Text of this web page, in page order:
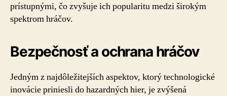
prístupnými, čo zvyšuje ich popularitu medzi širokým
spektrom hráčov.
Bezpečnosť a ochrana hráčov
Jedným z najdôležitejších aspektov, ktorý technologické
inovácie priniesli do hazardných hier, je zvýšená